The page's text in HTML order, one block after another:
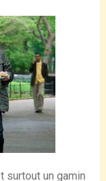
surtout un gamin